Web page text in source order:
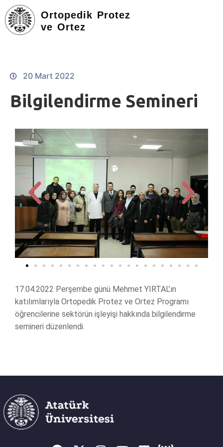
Ortopedik Protez
ve Ortez
20 Mart 2022
Bilgilendirme Semineri
17.04.2022 Perşembe günü Mehmet YIRTAL’ın
katılımlarıyla Ortopedik Protez ve Ortez Programı
öğrencilerine sektörün işleyişi hakkında bilgilendirme
semineri düzenlendi.